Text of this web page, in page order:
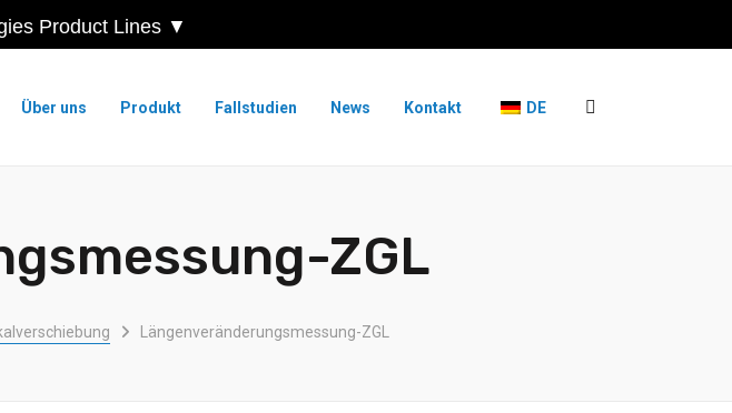
Product Lines ▼
Über uns Produkt Fallstudien News Kontakt DE
ZGL
Längenveränderungsmessung-ZGL